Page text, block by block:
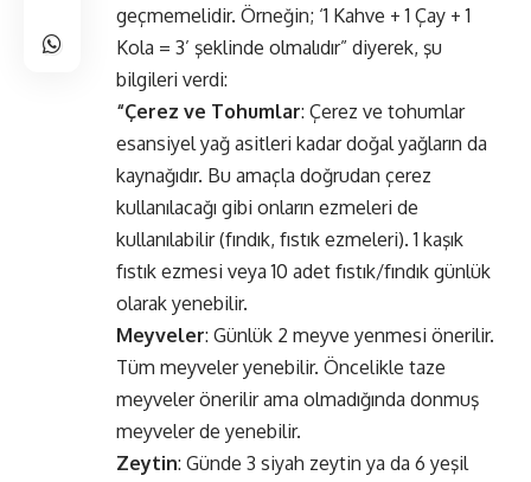
geçmemelidir. Örneğin; ‘1 Kahve + 1 Çay + 1
Kola = 3’ şeklinde olmalıdır” diyerek, şu
bilgileri verdi:
“Çerez ve Tohumlar: Çerez ve tohumlar
esansiyel yağ asitleri kadar doğal yağların da
kaynağıdır. Bu amaçla doğrudan çerez
kullanılacağı gibi onların ezmeleri de
kullanılabilir (fındık, fıstık ezmeleri). 1 kaşık
fıstık ezmesi veya 10 adet fıstık/fındık günlük
olarak yenebilir.
Meyveler: Günlük 2 meyve yenmesi önerilir.
Tüm meyveler yenebilir. Öncelikle taze
meyveler önerilir ama olmadığında donmuş
meyveler de yenebilir.
Zeytin: Günde 3 siyah zeytin ya da 6 yeşil